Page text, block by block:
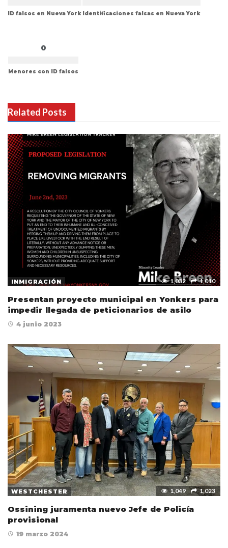
ID falsos en Nueva York Identificaciones falsas en Nueva York
0
Menores con ID falsos
Related Posts
INMIGRACIÓN 1,032 1,010
Presentan proyecto municipal en Yonkers para
impedir llegada de peticionarios de asilo
4 junio 2023
WESTCHESTER 1,049 1,023
Ossining juramenta nuevo Jefe de Policía
provisional
19 marzo 2024